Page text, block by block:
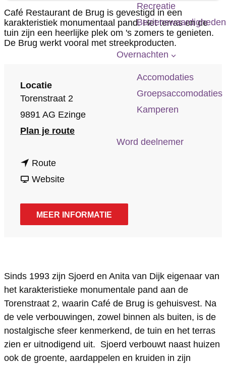
m
e
Recreatie
Bezienswaardigheden
Overnachten
Accomodaties
Groepsaccomodaties
Kamperen
Word deelnemer
Café Restaurant de Brug is gevestigd in een
karakteristiek monumentaal pand. Het terras en de
tuin zijn een heerlijke plek om 's zomers te genieten.
De Brug werkt vooral met streekproducten.
Locatie
Torenstraat 2
9891 AG Ezinge
Plan je routen
a
f
e
s
t
a
u
r
Routen
a
r
C
é
R
e
t
a
Websitev
n
C
é
R
e
t
a
MEER INFORMATIE
Sinds 1993 zijn Sjoerd en Anita van Dijk eigenaar van
het karakteristieke monumentale pand aan de
Torenstraat 2, waarin Café de Brug is gehuisvest. Na
de vele verbouwingen, zowel binnen als buiten, is de
nostalgische sfeer kenmerkend, de tuin en het terras
zien er uitnodigend uit. Sjoerd verbouwt naast huizen
ook de groente, aardappelen en kruiden in zijn